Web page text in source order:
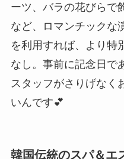
ーツ、バラの花びらで
など、ロマンチックな
を利用すれば、より特
なし。事前に記念日で
スタッフがさりげなく
いんです💕
韓国伝統のスパ＆エ